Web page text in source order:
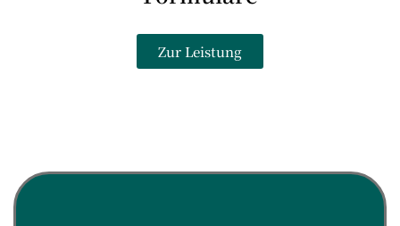
Zur Leistung